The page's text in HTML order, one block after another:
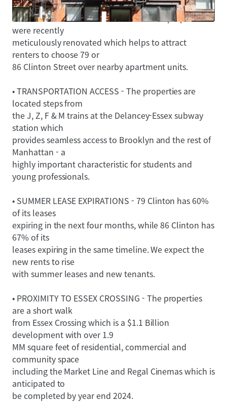
• HIGH-END CONDO LIKE FINISHES - The properties
were recently
meticulously renovated which helps to attract
renters to choose 79 or
86 Clinton Street over nearby apartment units.
• TRANSPORTATION ACCESS - The properties are
located steps from
the J, Z, F & M trains at the Delancey-Essex subway
station which
provides seamless access to Brooklyn and the rest of
Manhattan - a
highly important characteristic for students and
young professionals.
• SUMMER LEASE EXPIRATIONS - 79 Clinton has 60%
of its leases
expiring in the next four months, while 86 Clinton has
67% of its
leases expiring in the same timeline. We expect the
new rents to rise
with summer leases and new tenants.
• PROXIMITY TO ESSEX CROSSING - The properties
are a short walk
from Essex Crossing which is a $1.1 Billion
development with over 1.9
MM square feet of residential, commercial and
community space
including the Market Line and Regal Cinemas which is
anticipated to
be completed by year end 2024.